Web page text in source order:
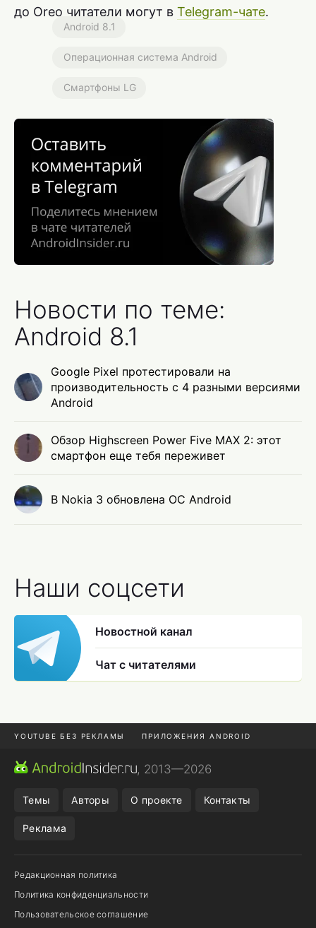
до Oreo читатели могут в Telegram-чате.
Android 8.1
Операционная система Android
Смартфоны LG
Новости по теме:
Android 8.1
Google Pixel протестировали на
производительность с 4 разными версиями
Android
Обзор Highscreen Power Five MAX 2: этот
смартфон еще тебя переживет
В Nokia 3 обновлена ОС Android
Наши соцсети
Новостной канал
Чат с читателями
YOUTUBE БЕЗ РЕКЛАМЫ ПРИЛОЖЕНИЯ ANDROID
МЕССЕНДЖЕРЫ ONE UI 8.5
, 2013—2026
Темы Авторы О проекте Контакты
Реклама
Редакционная политика
Политика конфиденциальности
Пользовательское соглашение